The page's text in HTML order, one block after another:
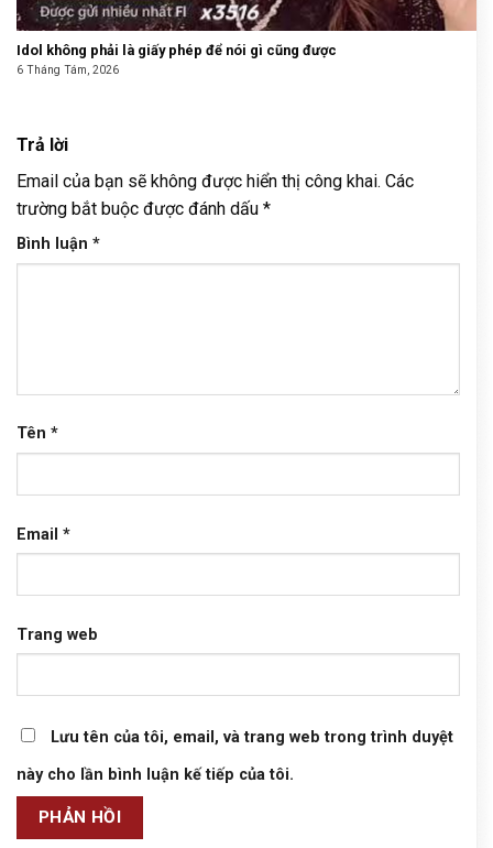
Idol không phải là giấy phép để nói gì cũng được
6 Tháng Tám, 2026
Trả lời
Email của bạn sẽ không được hiển thị công khai. Các
trường bắt buộc được đánh dấu *
Bình luận *
Tên *
Email *
Trang web
Lưu tên của tôi, email, và trang web trong trình duyệt
này cho lần bình luận kế tiếp của tôi.